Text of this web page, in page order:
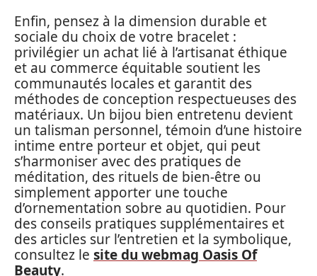
Enfin, pensez à la dimension durable et
sociale du choix de votre bracelet :
privilégier un achat lié à l’artisanat éthique
et au commerce équitable soutient les
communautés locales et garantit des
méthodes de conception respectueuses des
matériaux. Un bijou bien entretenu devient
un talisman personnel, témoin d’une histoire
intime entre porteur et objet, qui peut
s’harmoniser avec des pratiques de
méditation, des rituels de bien-être ou
simplement apporter une touche
d’ornementation sobre au quotidien. Pour
des conseils pratiques supplémentaires et
des articles sur l’entretien et la symbolique,
consultez le site du webmag Oasis Of
Beauty.